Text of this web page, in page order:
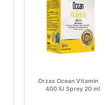
Orzax Ocean Vitamin
400 IU Sprey 20 ml